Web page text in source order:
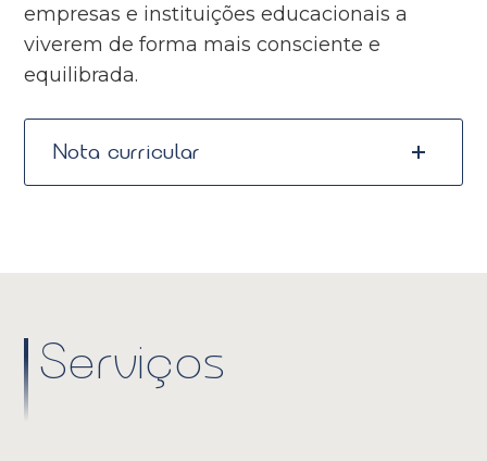
empresas e instituições educacionais a
viverem de forma mais consciente e
equilibrada.
Nota curricular
Serviços